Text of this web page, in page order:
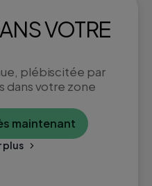
VOTRE
plébiscitée par
dans votre zone
maintenant
plus